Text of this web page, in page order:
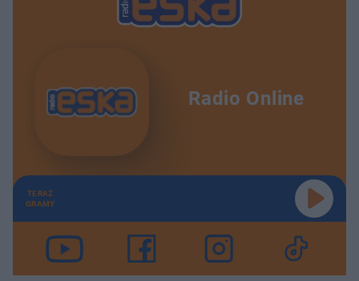
Radio Online
TERAZ
GRAMY